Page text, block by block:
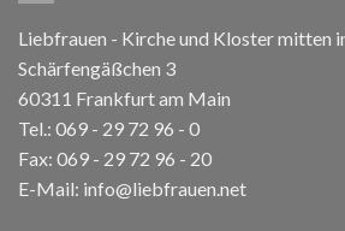
Liebfrauen - Kirche und Kloster mitten
Schärfengäßchen 3
60311 Frankfurt am Main
Tel.: 069 - 29 72 96 - 0
Fax: 069 - 29 72 96 - 20
E-Mail: info@liebfrauen.net